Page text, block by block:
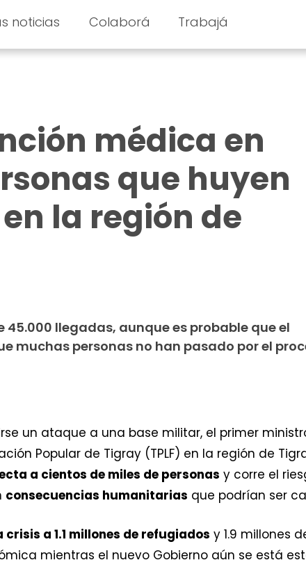
noticias Colaborá Trabajá
médica en
que huyen
la región de
45.000 llegadas, aunque es probable que el
muchas personas no han pasado por el
un ataque a una base militar, el primer
Popular de Tigray (TPLF) en la región de
a cientos de miles de personas y corre el
consecuencias humanitarias que podrían ser
crisis a 1.1 millones de refugiados y 1.9 millones
mientras el nuevo Gobierno aún se está